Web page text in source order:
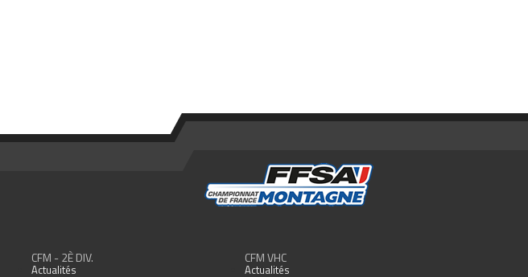
CFM - 2È DIV.
Actualités
CFM VHC
Actualités